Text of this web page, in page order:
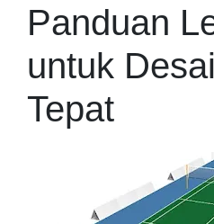
Panduan
untuk
Tepat